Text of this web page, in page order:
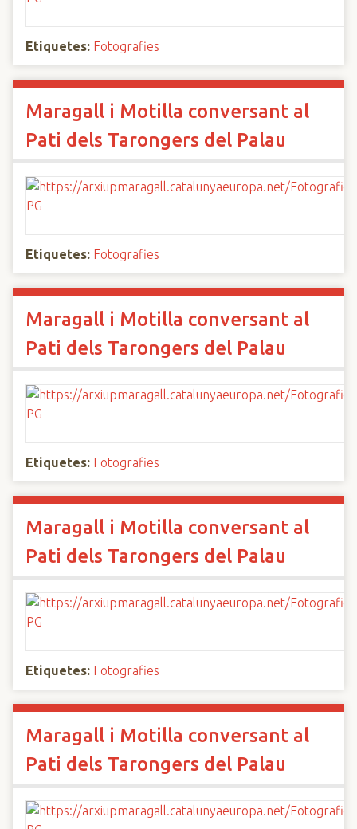
Etiquetes: Fotografies
Maragall i Motilla conversant al
Pati dels Tarongers del Palau
Etiquetes: Fotografies
Maragall i Motilla conversant al
Pati dels Tarongers del Palau
Etiquetes: Fotografies
Maragall i Motilla conversant al
Pati dels Tarongers del Palau
Etiquetes: Fotografies
Maragall i Motilla conversant al
Pati dels Tarongers del Palau